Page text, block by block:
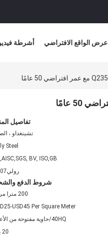
أشرطة عرض الواقع الافتراضي
تفاصيل
تشينغداو ،
Steel
BV, ISO,GB
روليX007
شروط الدفع
200 مترا مربعا
USD45 Per Square Meter
40HQ/حاوية مفتوحة من الأعلى
20 يوم